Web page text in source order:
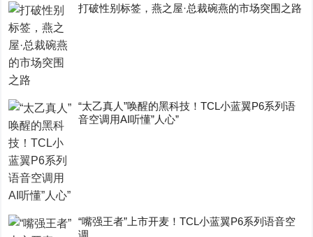
打破性别标签，燕之屋·总裁碗燕的市场突围之路
“太乙真人”唤醒的黑科技！TCL小蓝翼P6系列语
音空调用AI听懂”人心”
“嘴强王者”上市开麦！TCL小蓝翼P6系列语音空
调